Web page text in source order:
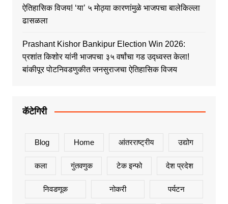
ऐतिहासिक विजय! ‘या’ ५ मोठ्या कारणांमुळे भाजपचा बालेकिल्ला
ढासळला
Prashant Kishor Bankipur Election Win 2026:
प्रशांत किशोर यांनी भाजपचा ३५ वर्षांचा गड उद्ध्वस्त केला!
बांकीपूर पोटनिवडणुकीत जनसुराजचा ऐतिहासिक विजय
कॅटेगिरी
Blog Home आंतरराष्ट्रीय उद्योग
कला गुंतवणुक टेक इन्फो देश प्रदेश
निवडणूक नोकरी पर्यटन